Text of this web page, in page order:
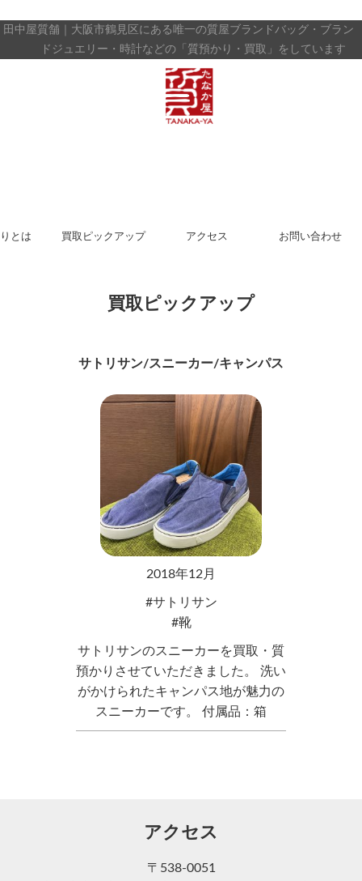
田中屋質舗｜大阪市鶴見区にある唯一の質屋ブランドバッグ・ブラン
ドジュエリー・時計などの「質預かり・買取」をしています
とは 買取ピックアップ アクセス お問い合わせ
買取ピックアップ
サトリサン/スニーカー/キャンパス
2018年12月
サトリサン
靴
サトリサンのスニーカーを買取・質
預かりさせていただきました。 洗い
がかけられたキャンパス地が魅力の
スニーカーです。 付属品：箱
アクセス
〒538-0051